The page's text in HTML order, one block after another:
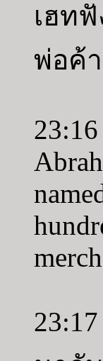
เฮท
พ่อค้